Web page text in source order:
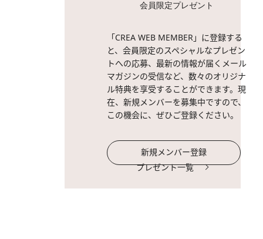
会員限定プレゼント
「CREA WEB MEMBER」に登録する
と、会員限定のスペシャルなプレゼン
トへの応募、最新の情報が届くメール
マガジンの受信など、数々のオリジナ
ル特典を享受することができます。現
在、新規メンバーを募集中ですので、
この機会に、ぜひご登録ください。
新規メンバー登録
プレゼント一覧